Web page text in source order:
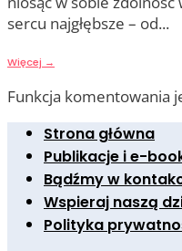
sercu najgłębsze – od...
Więcej →
Funkcja komentowania
Strona główna
Publikacje i e-
Bądźmy w
Wspieraj naszą
Polityka